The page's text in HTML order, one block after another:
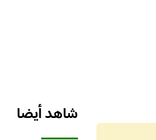
شاهد أيضا